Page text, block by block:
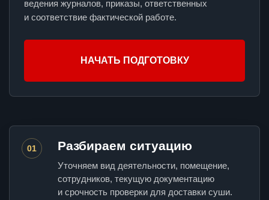
ведения журналов, приказы, ответственных
и соответствие фактической работе.
НАЧАТЬ ПОДГОТОВКУ
01 Разбираем ситуацию
Уточняем вид деятельности, помещение,
сотрудников, текущую документацию
и срочность проверки для доставки суши.